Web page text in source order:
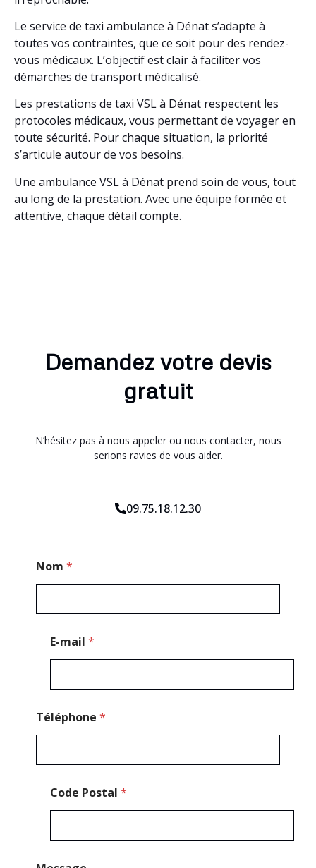
Le service de taxi ambulance à Dénat s’adapte à
toutes vos contraintes, que ce soit pour des rendez-
vous médicaux. L’objectif est clair à faciliter vos
démarches de transport médicalisé.
Les prestations de taxi VSL à Dénat respectent les
protocoles médicaux, vous permettant de voyager en
toute sécurité. Pour chaque situation, la priorité
s’articule autour de vos besoins.
Une ambulance VSL à Dénat prend soin de vous, tout
au long de la prestation. Avec une équipe formée et
attentive, chaque détail compte.
Demandez votre devis
gratuit
N’hésitez pas à nous appeler ou nous contacter, nous
serions ravies de vous aider.
09.75.18.12.30
Nom *
E-mail *
Téléphone *
Code Postal *